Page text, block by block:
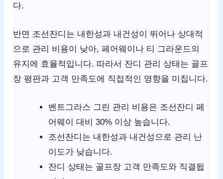
다.
반면 조선잔디는 내한성과 내건성이 뛰어나 상대적
으로 관리 비용이 낮아, 페어웨이나 티 그라운드의
유지에 효율적입니다. 따라서 잔디 관리 상태는 골프
장 평판과 고객 만족도에 직접적인 영향을 미칩니다.
벤트그라스 그린 관리 비용은 조선잔디 페
어웨이 대비 30% 이상 높습니다.
조선잔디는 내한성과 내건성으로 관리 난
이도가 낮습니다.
잔디 상태는 골프장 고객 만족도와 직결됩